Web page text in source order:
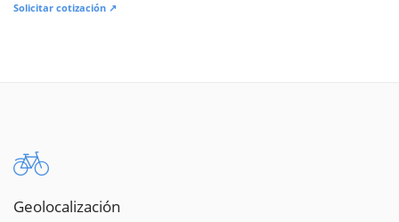
Solicitar cotización ↗
Geolocalización